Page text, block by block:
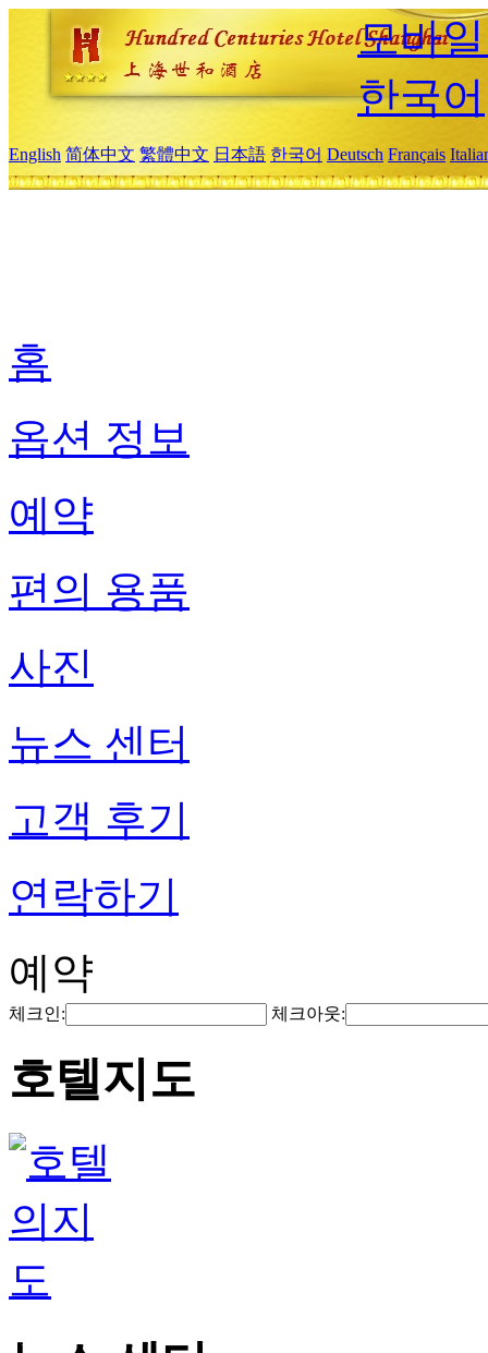
모바
한국어
English 简体中文 繁體中文 日本語 한국어 Deutsch Français
홈
옵션 정보
예약
편의 용품
사진
뉴스 센터
고객 후기
연락하기
예약
체크인: 체크아웃:
호텔지도